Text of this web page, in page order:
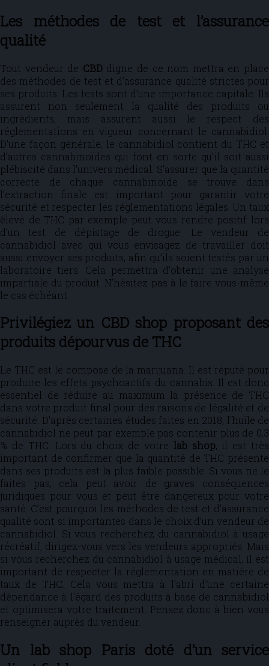
Les méthodes de test et l’assurance
qualité
Tout vendeur de CBDdigne de ce nom mettra en place
des méthodes de test et d’assurance qualité strictes pour
ses produits. Les tests sont d’une importance capitale. Ils
assurent non seulement la qualité des produits ou
ingrédients, mais assurent aussi le respect des
réglementations en vigueur concernant le cannabidiol.
D’une façon générale, le cannabidiol contient du THC et
d’autres cannabinoïdes qui font en sorte qu’il soit aussi
plébiscité dans l’univers médical. S’assurer que la quantité
correcte de chaque cannabinoïde se trouve dans
l’extraction finale est important pour garantir votre
sécurité et respecter les réglementations légales. Un taux
élevé de THC par exemple peut vous rendre positif lors
d’un test de dépistage de drogue. Le vendeur de
cannabidiol avec qui vous envisagez de travailler doit
aussi envoyer ses produits, afin qu’ils soient testés par un
laboratoire tiers. Cela permettra d’obtenir une analyse
impartiale du produit. N’hésitez pas à le faire vous-même
le cas échéant.
Privilégiez un CBD shop proposant des
produits dépourvus de THC
Le THC est le composé de la marijuana. Il est réputé pour
produire les effets psychoactifs du cannabis. Il est donc
essentiel de réduire au maximum la présence de THC
dans votre produit final pour des raisons de légalité et de
sécurité. D’après certaines études faites en 2018, l’huile de
cannabidiol ne peut par exemple pas contenir plus de 0,3
% de THC. Lors du choix de votre lab shop, il est très
important de confirmer que la quantité de THC présente
dans ses produits est la plus faible possible. Si vous ne le
faites pas, cela peut avoir de graves conséquences
juridiques pour vous et peut être dangereux pour votre
santé. C’est pourquoi les méthodes de test et d’assurance
qualité sont si importantes dans le choix d’un vendeur de
cannabidiol. Si vous recherchez du cannabidiol à usage
récréatif, dirigez-vous vers les vendeurs appropriés. Mais
si vous recherchez du cannabidiol à usage médical, il est
important de respecter la réglementation en matière de
taux de THC. Cela vous mettra à l’abri d’une certaine
dépendance à l’égard des produits à base de cannabidiol
et optimisera votre traitement. Pensez donc à bien vous
renseigner auprès du vendeur.
Un lab shop Paris doté d’un service